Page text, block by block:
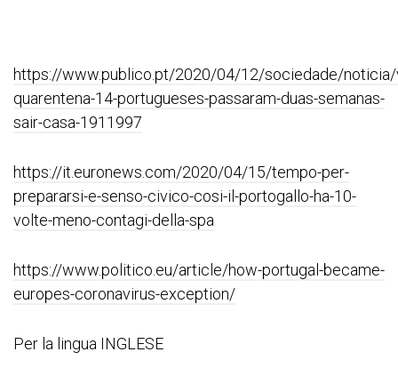
https://www.publico.pt/2020/04/12/sociedade/noticia/
quarentena-14-portugueses-passaram-duas-semanas-
sair-casa-1911997
https://it.euronews.com/2020/04/15/tempo-per-
prepararsi-e-senso-civico-cosi-il-portogallo-ha-10-
volte-meno-contagi-della-spa
https://www.politico.eu/article/how-portugal-became-
europes-coronavirus-exception/
Per la lingua INGLESE